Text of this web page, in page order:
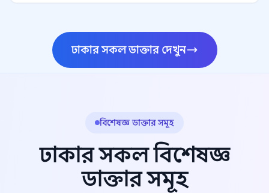
ঢাকার সকল ডাক্তার দেখুন
বিশেষজ্ঞ ডাক্তার সমূহ
ঢাকার সকল বিশেষজ্ঞ
ডাক্তার সমূহ